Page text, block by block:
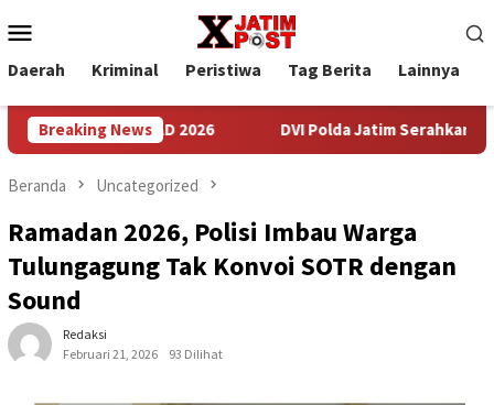
ke
kontenMobile
Daerah Kriminal Peristiwa Tag Berita Lainnya
Breaking News
TNI AD 2026 DVI Polda Jatim Serahkan Jenazah
Beranda Uncategorized
Ramadan 2026, Polisi Imbau Warga
Tulungagung Tak Konvoi SOTR dengan
Sound
Redaksi
Februari 21, 2026
93 Dilihat